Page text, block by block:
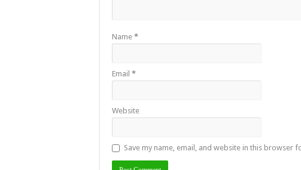
Name *
Email *
Website
Save my name, email, and website in this browser